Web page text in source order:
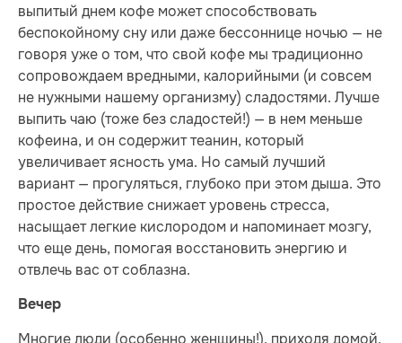
выпитый днем кофе может способствовать
беспокойному сну или даже бессоннице ночью — не
говоря уже о том, что свой кофе мы традиционно
сопровождаем вредными, калорийными (и совсем
не нужными нашему организму) сладостями. Лучше
выпить чаю (тоже без сладостей!) — в нем меньше
кофеина, и он содержит теанин, который
увеличивает ясность ума. Но самый лучший
вариант — прогуляться, глубоко при этом дыша. Это
простое действие снижает уровень стресса,
насыщает легкие кислородом и напоминает мозгу,
что еще день, помогая восстановить энергию и
отвлечь вас от соблазна.
Вечер
Многие люди (особенно женщины!), приходя домой,